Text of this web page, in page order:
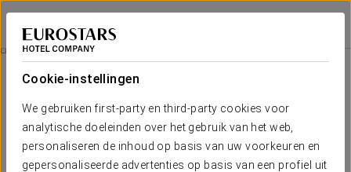
Cookie-instellingen
We gebruiken first-party en third-party cookies voor
analytische doeleinden over het gebruik van het web,
personaliseren de inhoud op basis van uw voorkeuren en
gepersonaliseerde advertenties op basis van een profiel uit
Eurostars Matosinhos
PORTO - MATOSINHOS
Romantische Ervaring